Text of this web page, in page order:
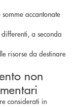
accantonate
a seconda
risorse da destinare
non
considerati in